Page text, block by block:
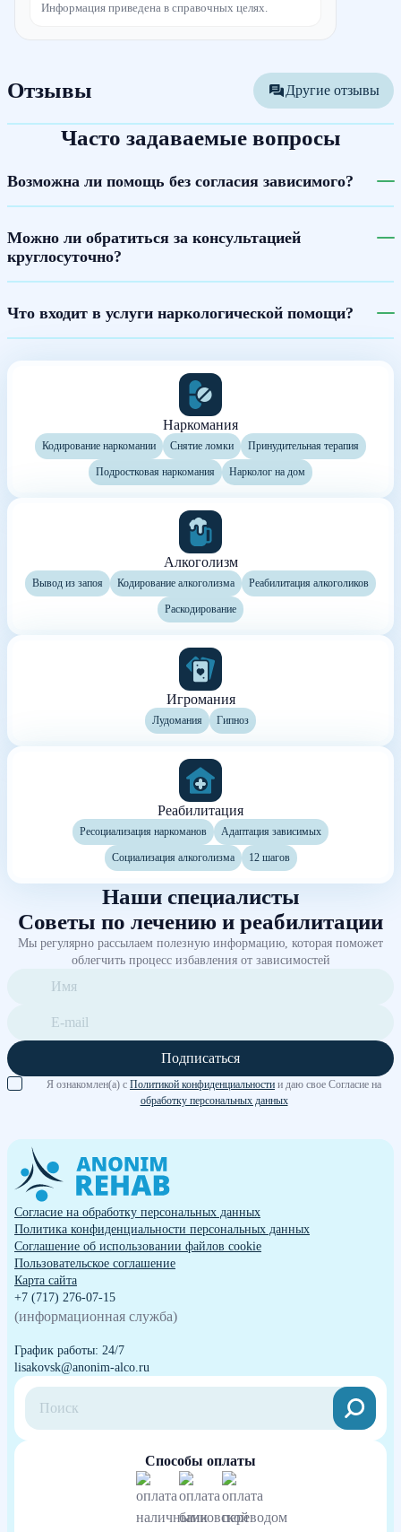
Информация приведена в справочных целях.
Отзывы Другие отзывы
Часто задаваемые вопросы
Возможна ли помощь без согласия зависимого?
Можно ли обратиться за консультацией
круглосуточно?
Что входит в услуги наркологической помощи?
Наркомания
Кодирование наркомании Снятие ломки Принудительная терапия
Подростковая наркомания Нарколог на дом
Алкоголизм
Вывод из запоя Кодирование алкоголизма Реабилитация алкоголиков
Раскодирование
Игромания
Лудомания Гипноз
Реабилитация
Ресоциализация наркоманов Адаптация зависимых
Социализация алкоголизма 12 шагов
Наши специалисты
Советы по лечению и реабилитации
Мы регулярно рассылаем полезную информацию, которая поможет
облегчить процесс избавления от зависимостей
Подписаться
Я ознакомлен(а) с Политикой конфиденциальности и даю свое Согласие на
обработку персональных данных
Согласие на обработку персональных данных
Политика конфиденциальности персональных данных
Cоглашение об использовании файлов cookie
Пользовательское соглашение
Карта сайта
+7 (717) 276-07-15
(информационная служба)
График работы: 24/7
lisakovsk@anonim-alco.ru
Способы оплаты